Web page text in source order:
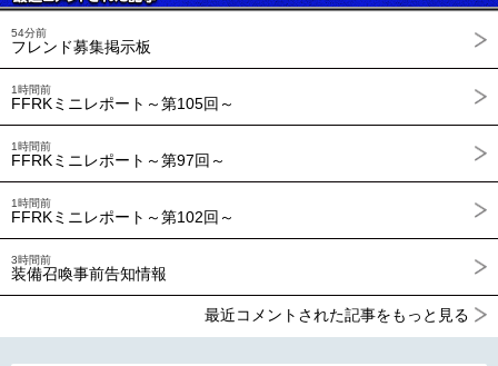
54分前
フレンド募集掲示板
1時間前
FFRKミニレポート～第105回～
1時間前
FFRKミニレポート～第97回～
1時間前
FFRKミニレポート～第102回～
3時間前
装備召喚事前告知情報
最近コメントされた記事をもっと見る